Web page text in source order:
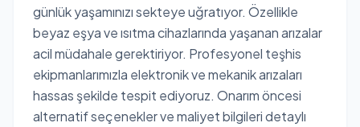
günlük yaşamınızı sekteye uğratıyor. Özellikle
beyaz eşya ve ısıtma cihazlarında yaşanan arızalar
acil müdahale gerektiriyor. Profesyonel teşhis
ekipmanlarımızla elektronik ve mekanik arızaları
hassas şekilde tespit ediyoruz. Onarım öncesi
alternatif seçenekler ve maliyet bilgileri detaylı